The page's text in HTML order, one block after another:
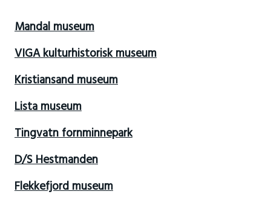
Mandal museum
VIGA kulturhistorisk museum
Kristiansand museum
Lista museum
Tingvatn fornminnepark
D/S Hestmanden
Flekkefjord museum